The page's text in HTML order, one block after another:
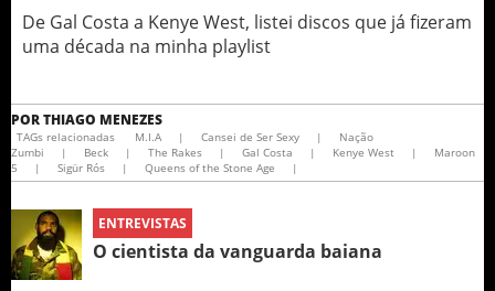
De Gal Costa a Kenye West, listei discos que já fizeram
uma década na minha playlist
PORTHIAGO MENEZES
TAGs relacionadas M.I.A | Cansei de Ser Sexy |
Nação
Zumbi
| Beck | The Rakes | Gal Costa | Kenye West |
Maroon
5
| Sigür Rós | Queens of the Stone Age |
ENTREVISTAS
O cientista da vanguarda baiana